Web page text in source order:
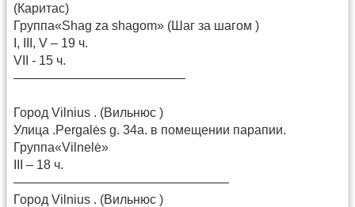
(Каритас)
Группа«Shag za shagom» (Шаг за шагом )
I, III, V – 19 ч.
VII - 15 ч.
—————————————–
Город Vilnius . (Вильнюс )
Улица .Pergalės g. 34a. в помещении парапии.
Группа«Vilnelė»
III – 18 ч.
—————————————————
Город Vilnius . (Вильнюс )